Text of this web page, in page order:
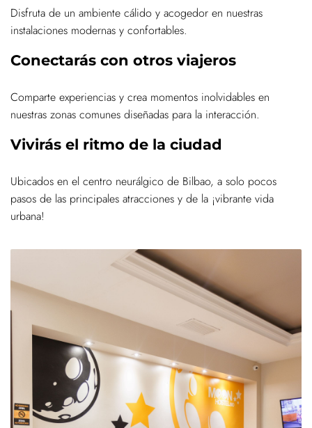
Disfruta de un ambiente cálido y acogedor en nuestras
instalaciones modernas y confortables.
Conectarás con otros viajeros
Comparte experiencias y crea momentos inolvidables en
nuestras zonas comunes diseñadas para la interacción.
Vivirás el ritmo de la ciudad
Ubicados en el centro neurálgico de Bilbao, a solo pocos
pasos de las principales atracciones y de la ¡vibrante vida
urbana!